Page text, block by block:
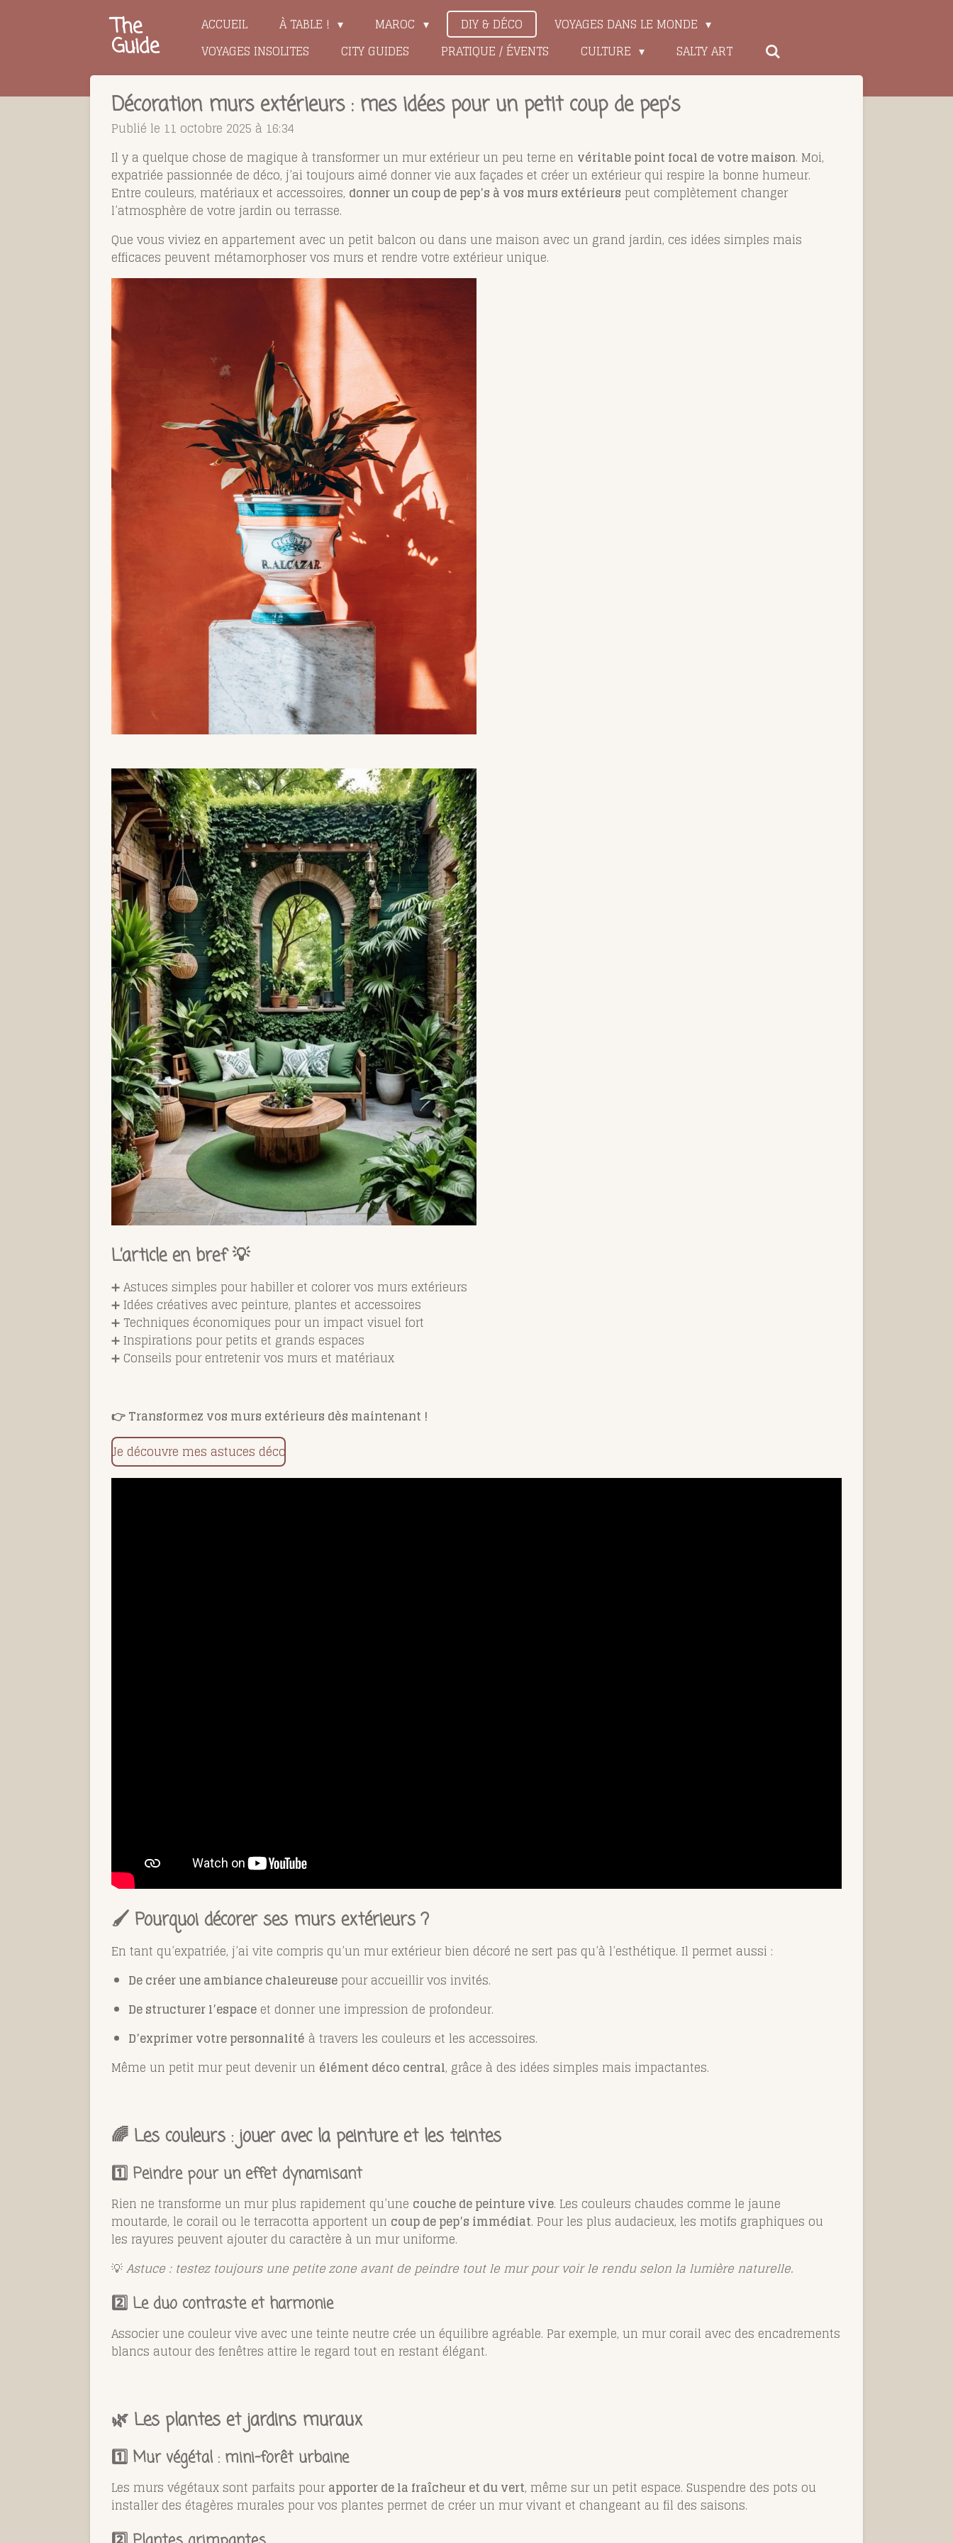
The
Guide
ACCUEIL À TABLE ! MAROC DIY & DÉCO
VOYAGES DANS LE MONDE
VOYAGES INSOLITES
CITY GUIDES PRATIQUE / ÉVENTS CULTURE SALTY ART
Décoration murs extérieurs : mes idées pour un petit coup de pep’s
Publié le 11 octobre 2025 à 16:34
Il y a quelque chose de magique à transformer un mur extérieur un peu terne en véritable point focal de votre maison. Moi,
expatriée passionnée de déco, j’ai toujours aimé donner vie aux façades et créer un extérieur qui respire la bonne humeur.
Entre couleurs, matériaux et accessoires, donner un coup de pep’s à vos murs extérieurs peut complètement changer
l’atmosphère de votre jardin ou terrasse.
Que vous viviez en appartement avec un petit balcon ou dans une maison avec un grand jardin, ces idées simples mais
efficaces peuvent métamorphoser vos murs et rendre votre extérieur unique.
L’article en bref 💡
➕ Astuces simples pour habiller et colorer vos murs extérieurs
➕ Idées créatives avec peinture, plantes et accessoires
➕ Techniques économiques pour un impact visuel fort
➕ Inspirations pour petits et grands espaces
➕ Conseils pour entretenir vos murs et matériaux
👉 Transformez vos murs extérieurs dès maintenant !
Je découvre mes astuces déco
🖌️ Pourquoi décorer ses murs extérieurs ?
En tant qu’expatriée, j’ai vite compris qu’un mur extérieur bien décoré ne sert pas qu’à l’esthétique. Il permet aussi :
De créer une ambiance chaleureuse pour accueillir vos invités.
De structurer l’espace et donner une impression de profondeur.
D’exprimer votre personnalité à travers les couleurs et les accessoires.
Même un petit mur peut devenir un élément déco central, grâce à des idées simples mais impactantes.
🌈 Les couleurs : jouer avec la peinture et les teintes
1️⃣ Peindre pour un effet dynamisant
Rien ne transforme un mur plus rapidement qu’une couche de peinture vive. Les couleurs chaudes comme le jaune
moutarde, le corail ou le terracotta apportent un coup de pep’s immédiat. Pour les plus audacieux, les motifs graphiques ou
les rayures peuvent ajouter du caractère à un mur uniforme.
💡Astuce : testez toujours une petite zone avant de peindre tout le mur pour voir le rendu selon la lumière naturelle.
2️⃣ Le duo contraste et harmonie
Associer une couleur vive avec une teinte neutre crée un équilibre agréable. Par exemple, un mur corail avec des encadrements
blancs autour des fenêtres attire le regard tout en restant élégant.
🌿 Les plantes et jardins muraux
1️⃣ Mur végétal : mini-forêt urbaine
Les murs végétaux sont parfaits pourapporter de la fraîcheur et du vert, même sur un petit espace. Suspendre des pots ou
installer des étagères murales pour vos plantes permet de créer un mur vivant et changeant au fil des saisons.